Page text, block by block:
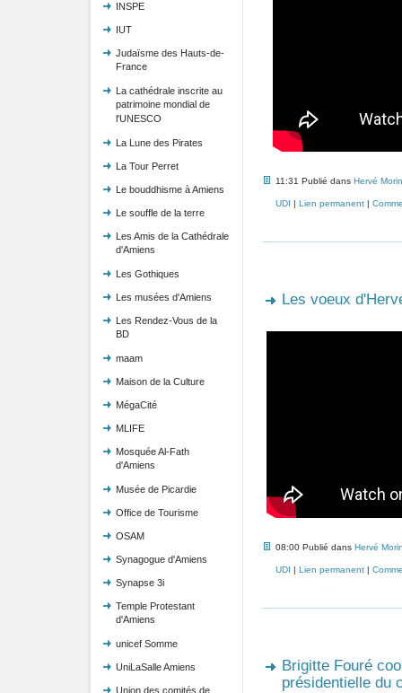
INSPE
IUT
Judaïsme des Hauts-de-
France
La cathédrale inscrite au
patrimoine mondial de
l'UNESCO
La Lune des Pirates
La Tour Perret
Le bouddhisme à Amiens
Le souffle de la terre
Les Amis de la Cathédrale
d'Amiens
Les Gothiques
Les musées d'Amiens
Les Rendez-Vous de la
BD
maam
Maison de la Culture
MégaCité
MLIFE
Mosquée Al-Fath
d'Amiens
Musée de Picardie
Office de Tourisme
OSAM
Synagogue d'Amiens
Synapse 3i
Temple Protestant
d'Amiens
unicef Somme
UniLaSalle Amiens
Union des comités de
11:31 Publié dans Hervé
UDI | Lien permanent|
Les voeux
08:00 Publié dans Hervé
UDI | Lien permanent|
Brigitte Fouré
présidentielle du